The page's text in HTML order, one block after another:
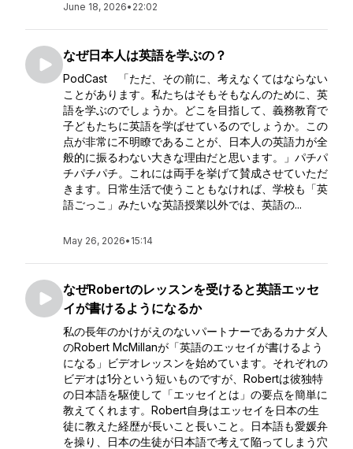
June 18, 2026• 22:02
なぜ日本人は英語を学ぶの？
PodCast 「ただ、その前に、考えなくてはならない
ことがあります。私たちはそもそもなんのために、英
語を学ぶのでしょうか。どこを目指して、義務教育で
子どもたちに英語を学ばせているのでしょうか。この
点が非常に不明瞭であることが、日本人の英語力が全
般的に振るわない大きな理由だと思います。」パチパ
チパチパチ。これには両手を挙げて賛成させていただ
きます。日常生活で使うこともなければ、学校も「英
語ごっこ」みたいな英語授業以外では、英語の...
May 26, 2026• 15:14
なぜRobertのレッスンを受けると英語エッセ
イが書けるようになるか
私の長年のかけがえのないパートナーであるカナダ人
のRobert McMillanが「英語のエッセイが書けるよう
になる」ビデオレッスンを始めています。それぞれの
ビデオは1分という短いものですが、Robertは彼独特
の日本語を駆使して「エッセイとは」の要点を簡単に
教えてくれます。Robert自身はエッセイを日本の生
徒に教えた経歴が長いこと長いこと。日本語も愛媛弁
を操り、日本の生徒が日本語で考えて陥ってしまう穴